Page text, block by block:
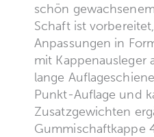
schön
Schaft ist
Anpassungen in
mit Kappenausleger
lange
Punkt-Auflage und
Zusatzgewichten
Gummischaftkappe